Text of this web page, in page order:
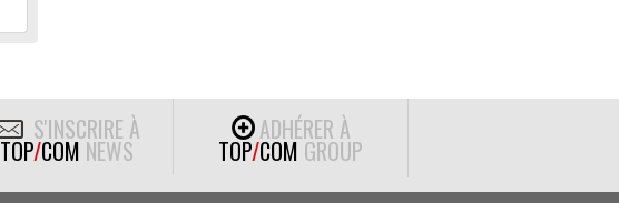
S'INSCRIRE À
TOP/COM NEWS
ADHÉRER À
TOP/COM GROUP